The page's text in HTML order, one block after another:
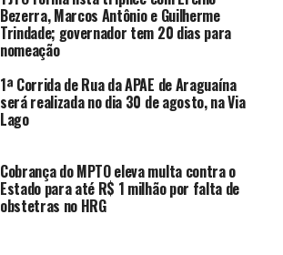
Bezerra, Marcos Antônio e Guilherme
Trindade; governador tem 20 dias para
nomeação
1ª Corrida de Rua da APAE de Araguaína
será realizada no dia 30 de agosto, na Via
Lago
Cobrança do MPTO eleva multa contra o
Estado para até R$ 1 milhão por falta de
obstetras no HRG